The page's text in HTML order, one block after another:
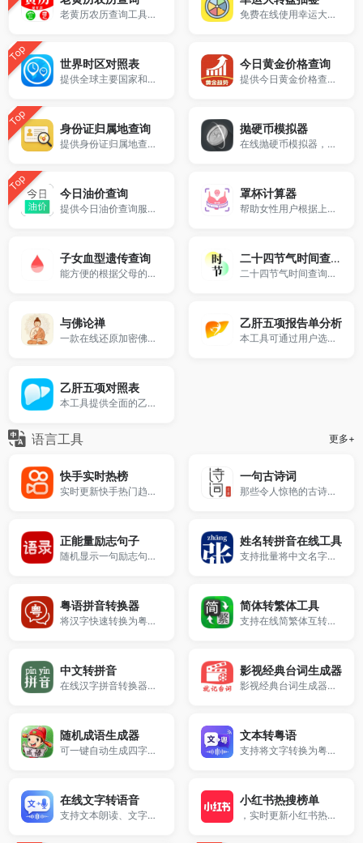
老黄历农历查询工具，支持公历与农历互转、今日宜忌、节气、生肖及节日查询，提供完整万年历信息，适合日常查询、择日参考及传统文化了解，免费在线使用。 免费在线使用幸运大转盘工具，支持自定义选项，一键随机抽签、分组、抽奖或做决定，操作简单，适合课堂分组、活动抽奖、游戏惩罚等多场景使用。
Top 世界时区对照表
提供全球主要国家和城市的当前时间显示与时差换算。
今日黄金价格查询
提供今日黄金价格查询服务，包含实时金价、国际黄金价格、银行金条价格及黄金回收价格，支持多品牌金价对比与走势参考，数据实时更新，免费在线查询。
Top 身份证归属地查询
提供身份证归属地查询工具，支持查询身份证号码对应地区信息，帮助了解号码归属地，仅供参考使用，不涉及个人隐私数据。
抛硬币模拟器
在线抛硬币模拟器，支持随机生成正反面结果，可实时统计次数与概率，适用于决策选择、概率测试和娱乐使用，无需下载，打开即可使用。
Top 今日油价查询
提供今日油价查询服务，支持全国各省92号、95号、98号汽油及0号柴油价格实时查询，数据每日更新，帮助用户快速了解当前油价行情，免费在线使用。
罩杯计算器
帮助女性用户根据上胸围和下胸围数据快速计算出准确的内衣罩杯尺寸。
子女血型遗传查询
能方便的根据父母的血型推测孩子的血型。
二十四节气时间查询表
二十四节气时间查询表，提供全年节气日期、农历时间及节气对照信息，支持快速查看当前节气与下一个节气时间，适合学习传统文化、农业参考及日常查询使用，免费在线工具。
与佛论禅
一款在线还原加密佛经和打乱禅语的工具。
乙肝五项报告单分析
本工具可通过用户选择乙肝五项的定性结果（阳性/阴性），智能判断乙肝病毒是否感染、是否具有免疫力、是否具有传染性等，适合体检报告解读及医学辅助参考。
乙肝五项对照表
本工具提供全面的乙肝五项对照表解读。
语言工具 更多+
快手实时热榜
实时更新快手热门趋势，帮助您快速了解最新热点资讯、热门视频和网络热议内容。
一句古诗词
那些令人惊艳的古诗词,随便一句就很耐人寻味。
正能量励志句子
随机显示一句励志句子，总有一句会鼓励到你。
姓名转拼音在线工具
支持批量将中文名字转换为标准拼音格式，提供大小写设置、姓氏位置切换、分隔符自定义等功能，适用于身份证明、签证资料、学生注册、出国申请等姓名拼音转换需求。
粤语拼音转换器
将汉字快速转换为粤语拼音。
简体转繁体工具
支持在线简繁体互转，一键完成繁体字转换与简体转繁体操作。
中文转拼音
在线汉字拼音转换器工具，方便的把中文转换成有普通话拼音注音的格式，还能查询中文生字的拼音。
影视经典台词生成器
影视经典台词生成器，收录电影与电视剧经典对白，支持随机生成与一键复制，适合文案创作、朋友圈配文、短视频台词引用等场景，免费在线使用。
随机成语生成器
可一键自动生成四字成语，支持成语解释、出处、示例查询。
文本转粤语
支持将文字转换为粤语发音和广东话语音朗读，无需下载安装即可直接使用。
在线文字转语音
支持文本朗读、文字朗读与TTS语音合成，无需下载安装即可在线使用。
小红书热搜榜单
，实时更新小红书热榜趋势，帮助你快速掌握当前最火话题与流量方向，适用于内容创作、选题分析及热点追踪。